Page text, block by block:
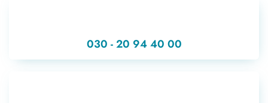
030 - 20 94 40 00